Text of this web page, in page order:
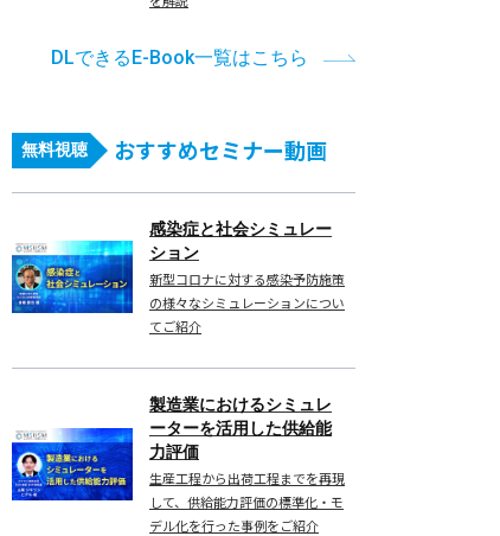
DLできるE-Book一覧はこちら
無料視聴 おすすめセミナー動画
感染症と社会シミュレー
ション
新型コロナに対する感染予防施策
の様々なシミュレーションについ
てご紹介
製造業におけるシミュレ
ーターを活用した供給能
力評価
生産工程から出荷工程までを再現
して、供給能力評価の標準化・モ
デル化を行った事例をご紹介